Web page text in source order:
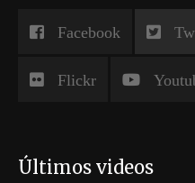
Facebook
Flickr
Últimos videos